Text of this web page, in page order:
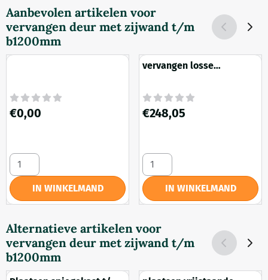
Aanbevolen artikelen voor
vervangen deur met zijwand t/m
b1200mm
Prijs: 0,00
€0,00
Aantal kiezen voor
IN WINKELMAND
vervangen losse
Prijs: 248,05
€248,05
Aantal kiezen voor
IN WINKELMAND
Alternatieve artikelen voor
vervangen deur met zijwand t/m
b1200mm